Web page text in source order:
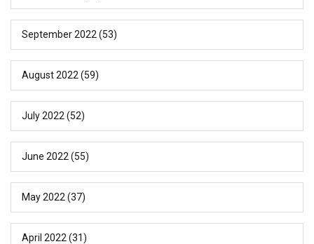
September 2022 (53)
August 2022 (59)
July 2022 (52)
June 2022 (55)
May 2022 (37)
April 2022 (31)